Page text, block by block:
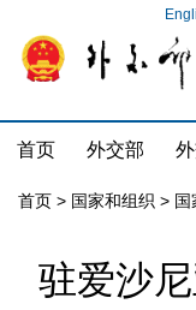
首页 外交部
首页 > 国家和组织 > 国
驻爱沙